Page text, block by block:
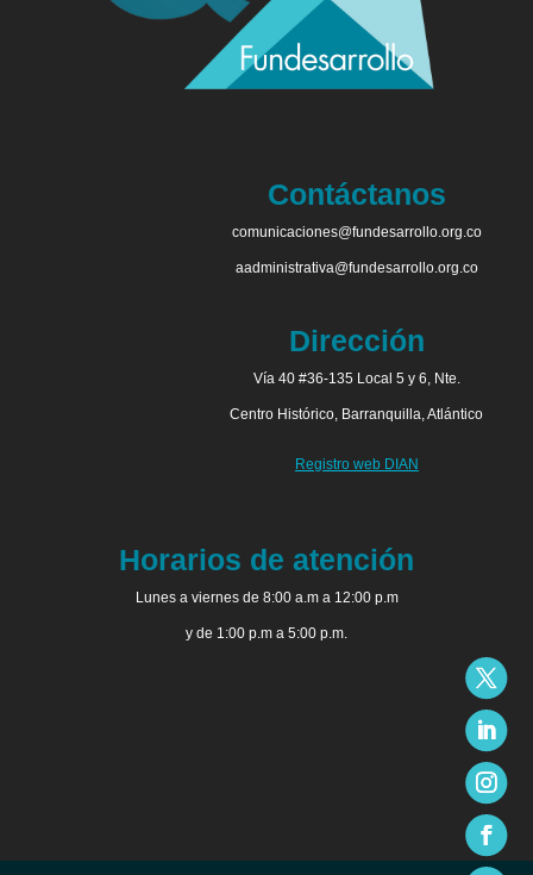
Contáctanos
comunicaciones@fundesarrollo.org.co
aadministrativa@fundesarrollo.org.co
Dirección
Vía 40 #36-135 Local 5 y 6, Nte.
Centro Histórico, Barranquilla, Atlántico
Registro web DIAN
Horarios de atención
Lunes a viernes de 8:00 a.m a 12:00 p.m
y de 1:00 p.m a 5:00 p.m.